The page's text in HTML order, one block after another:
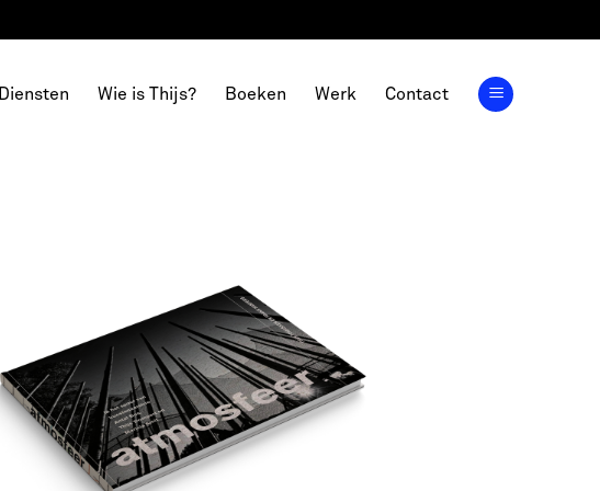
Diensten Wie is Thijs? Boeken Werk Contact